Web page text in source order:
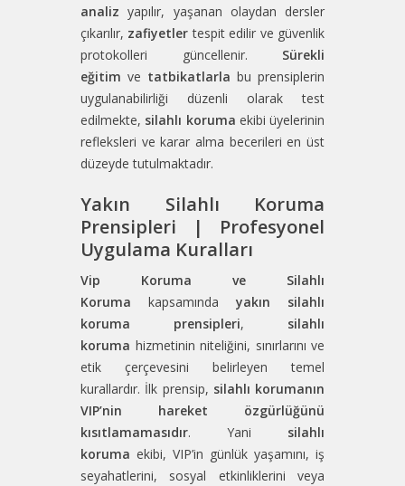
analiz yapılır, yaşanan olaydan dersler
çıkarılır, zafiyetler tespit edilir ve güvenlik
protokolleri güncellenir. Sürekli
eğitim ve tatbikatlarla bu prensiplerin
uygulanabilirliği düzenli olarak test
edilmekte, silahlı koruma ekibi üyelerinin
refleksleri ve karar alma becerileri en üst
düzeyde tutulmaktadır.
Yakın Silahlı Koruma
Prensipleri | Profesyonel
Uygulama Kuralları
Vip Koruma ve Silahlı
Koruma kapsamında yakın silahlı
koruma prensipleri, silahlı
koruma hizmetinin niteliğini, sınırlarını ve
etik çerçevesini belirleyen temel
kurallardır. İlk prensip, silahlı korumanın
VIP’nin hareket özgürlüğünü
kısıtlamamasıdır. Yani silahlı
koruma ekibi, VIP’in günlük yaşamını, iş
seyahatlerini, sosyal etkinliklerini veya